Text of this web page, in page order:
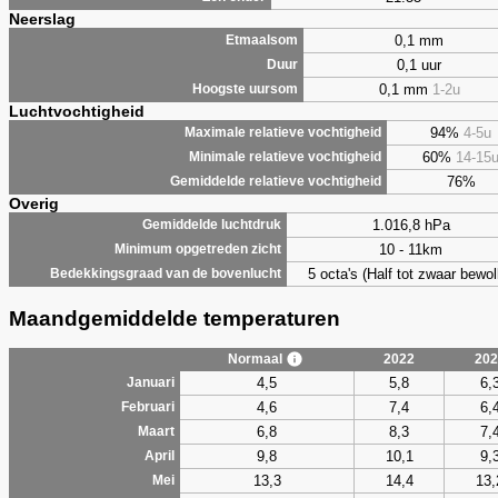
Neerslag
Etmaalsom 0,1 mm
Duur 0,1 uur
Hoogste uursom 0,1 mm 1-2u
Luchtvochtigheid
Maximale relatieve vochtigheid 94% 4-5u
Minimale relatieve vochtigheid 60% 14-15u
Gemiddelde relatieve vochtigheid 76%
Overig
Gemiddelde luchtdruk 1.016,8 hPa
Minimum opgetreden zicht 10 - 11km
Bedekkingsgraad van de bovenlucht 5 octa's (Half tot zwaar
Maandgemiddelde temperaturen
Normaal 2022
Januari
4,5 5,8
Februari 4,6 7,4
Maart 6,8 8,3
April 9,8 10,1
Mei 13,3 14,4